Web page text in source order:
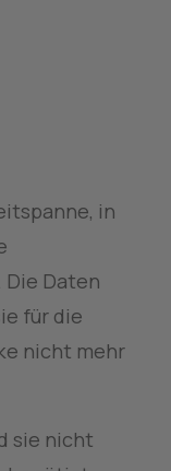
in
Daten
für die
nicht mehr
sie nicht